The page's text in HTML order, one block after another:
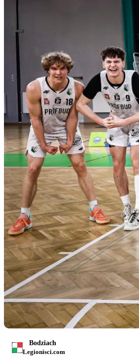
Bodziach
Legionisci.com